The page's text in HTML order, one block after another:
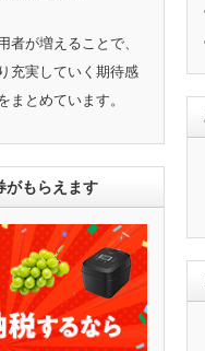
者が増えることで、
充実していく期待感
まとめています。
がもらえます